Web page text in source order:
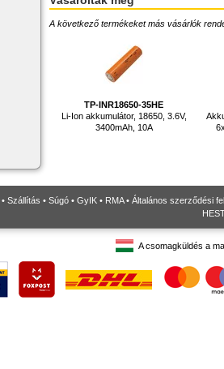
A következő termékeket más vásárlók
TP-INR18650-35HE
Li-Ion akkumulátor, 18650, 3.6V,
3400mAh, 10A
• Szállítás • Súgó • GyIK • RMA• Általános szerződési
A csomagküldés a